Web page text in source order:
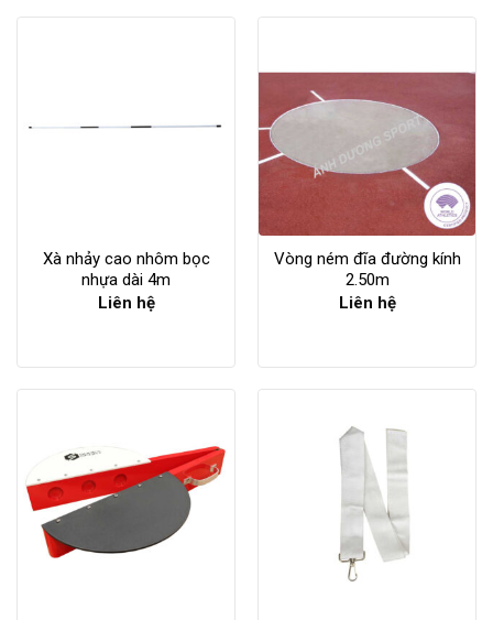
Xà nhảy cao nhôm bọc
nhựa dài 4m
Liên hệ
Vòng ném đĩa đường kính
2.50m
Liên hệ